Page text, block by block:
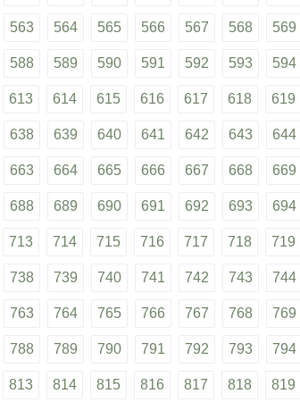
563 564 565 566 567 568 569
588 589 590 591 592 593 594
613 614 615 616 617 618 619
638 639 640 641 642 643 644
663 664 665 666 667 668 669
688 689 690 691 692 693 694
713 714 715 716 717 718 719
738 739 740 741 742 743 744
763 764 765 766 767 768 769
788 789 790 791 792 793 794
813 814 815 816 817 818 819